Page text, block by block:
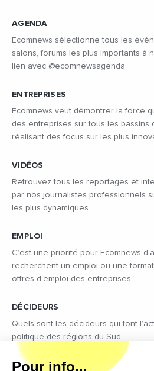
AGENDA
Ecomnews sélectionne tous les
salons, forums les plus importants à
lien avec @ecomnewsagenda
ENTREPRISES
Ecomnews veut démontrer la force
des entreprises sur tous les bassins
réalisant des focus sur les plus
VIDÉOS
Retrouvez tous les reportages et
par nos journalistes professionnels
les plus dynamiques
EMPLOI
C’est une priorité pour Ecomnews
recherchent un emploi ou une
offres d’emploi des entreprises
DÉCIDEURS
Quels sont les décideurs qui font
politique des régions du Sud